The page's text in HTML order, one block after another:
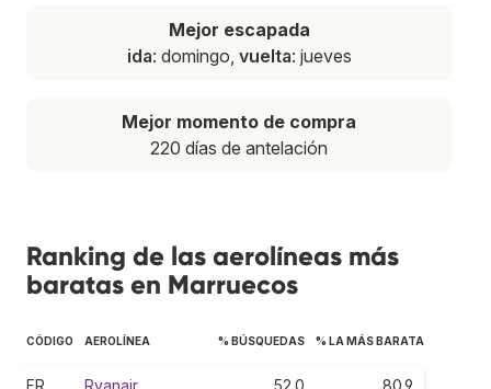
Mejor escapada
ida: domingo, vuelta: jueves
Mejor momento de compra
220 días de antelación
Ranking de las aerolíneas más
baratas en Marruecos
CÓDIGO AEROLÍNEA % BÚSQUEDAS % LA MÁS BARATA
FR Ryanair 52.0 80.9